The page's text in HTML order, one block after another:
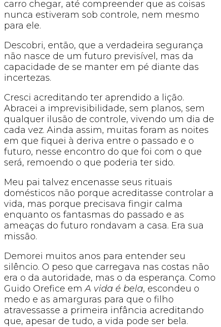
carro chegar, até compreender que as coisas
nunca estiveram sob controle, nem mesmo
para ele.
Descobri, então, que a verdadeira segurança
não nasce de um futuro previsível, mas da
capacidade de se manter em pé diante das
incertezas.
Cresci acreditando ter aprendido a lição.
Abracei a imprevisibilidade, sem planos, sem
qualquer ilusão de controle, vivendo um dia de
cada vez. Ainda assim, muitas foram as noites
em que fiquei à deriva entre o passado e o
futuro, nesse encontro do que foi com o que
será, remoendo o que poderia ter sido.
Meu pai talvez encenasse seus rituais
domésticos não porque acreditasse controlar a
vida, mas porque precisava fingir calma
enquanto os fantasmas do passado e as
ameaças do futuro rondavam a casa. Era sua
missão.
Demorei muitos anos para entender seu
silêncio. O peso que carregava nas costas não
era o da autoridade, mas o da esperança. Como
Guido Orefice emA vida é bela, escondeu o
medo e as amarguras para que o filho
atravessasse a primeira infância acreditando
que, apesar de tudo, a vida pode ser bela.